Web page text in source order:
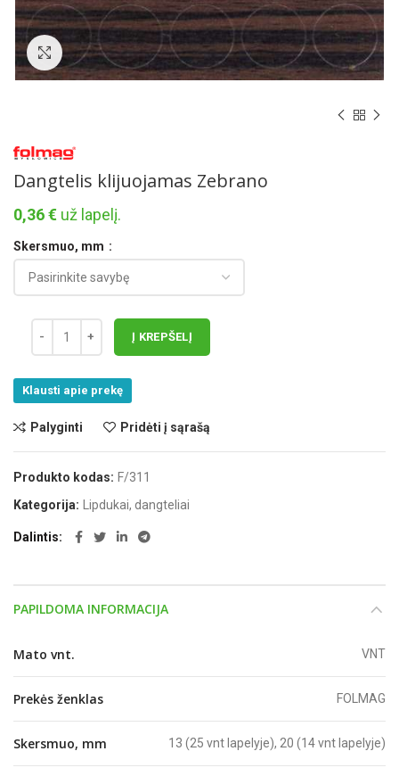
Norėdami padidinti spauskite čia
Dangtelis klijuojamas Zebrano
0,36€ už lapelį.
Skersmuo, mm
Į KREPŠELĮ
Klausti apie prekę
Palyginti Pridėti į sąrašą
Produkto kodas: F/311
Kategorija:
Lipdukai, dangteliai
Dalintis
PAPILDOMA INFORMACIJA
Mato vnt. VNT
Prekės ženklas FOLMAG
Skersmuo, mm 13 (25 vnt lapelyje), 20 (14 vnt lapelyje)